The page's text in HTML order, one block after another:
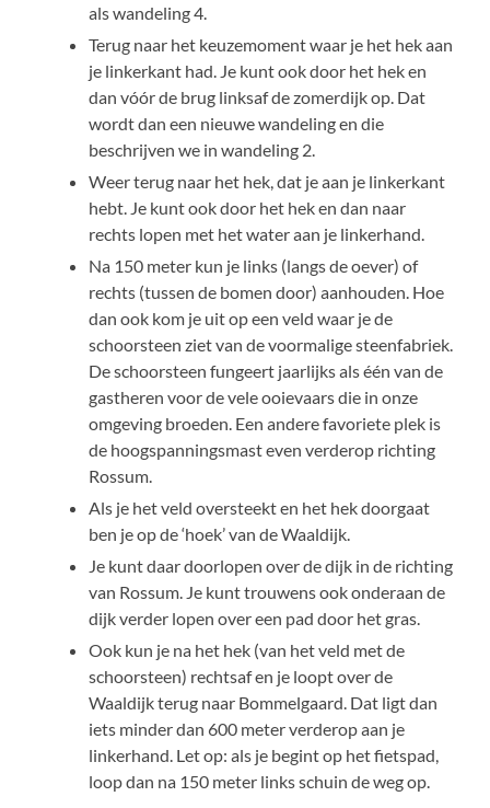
als wandeling 4.
Terug naar het keuzemoment waar je het hek aan
je linkerkant had. Je kunt ook door het hek en
dan vóór de brug linksaf de zomerdijk op. Dat
wordt dan een nieuwe wandeling en die
beschrijven we in wandeling 2.
Weer terug naar het hek, dat je aan je linkerkant
hebt. Je kunt ook door het hek en dan naar
rechts lopen met het water aan je linkerhand.
Na 150 meter kun je links (langs de oever) of
rechts (tussen de bomen door) aanhouden. Hoe
dan ook kom je uit op een veld waar je de
schoorsteen ziet van de voormalige steenfabriek.
De schoorsteen fungeert jaarlijks als één van de
gastheren voor de vele ooievaars die in onze
omgeving broeden. Een andere favoriete plek is
de hoogspanningsmast even verderop richting
Rossum.
Als je het veld oversteekt en het hek doorgaat
ben je op de ‘hoek’ van de Waaldijk.
Je kunt daar doorlopen over de dijk in de richting
van Rossum. Je kunt trouwens ook onderaan de
dijk verder lopen over een pad door het gras.
Ook kun je na het hek (van het veld met de
schoorsteen) rechtsaf en je loopt over de
Waaldijk terug naar Bommelgaard. Dat ligt dan
iets minder dan 600 meter verderop aan je
linkerhand. Let op: als je begint op het fietspad,
loop dan na 150 meter links schuin de weg op.